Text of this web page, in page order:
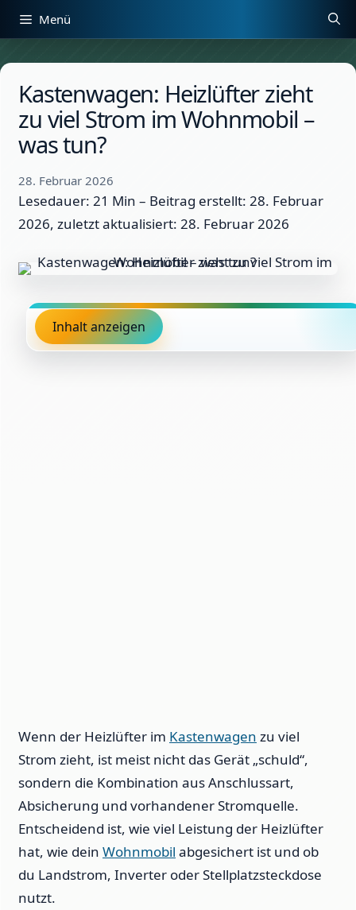
Zum
Inhalt
Menü
Kastenwagen: Heizlüfter zieht
zu viel Strom im Wohnmobil –
was tun?
28. Februar 2026
Lesedauer: 21 Min – Beitrag erstellt: 28. Februar
2026, zuletzt aktualisiert: 28. Februar 2026
Inhalt anzeigen
Wenn der Heizlüfter im Kastenwagen zu viel
Strom zieht, ist meist nicht das Gerät „schuld“,
sondern die Kombination aus Anschlussart,
Absicherung und vorhandener Stromquelle.
Entscheidend ist, wie viel Leistung der Heizlüfter
hat, wie dein Wohnmobil abgesichert ist und ob
du Landstrom, Inverter oder Stellplatzsteckdose
nutzt.